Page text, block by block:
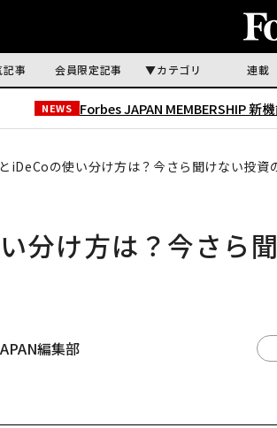
記事 会員限定記事 カテゴリ 連載
NEWS Forbes JAPAN MEMBERSHIP 新機
iDeCoの使い分け方は？今さら聞けない投資
分け方は？今さら
編集部